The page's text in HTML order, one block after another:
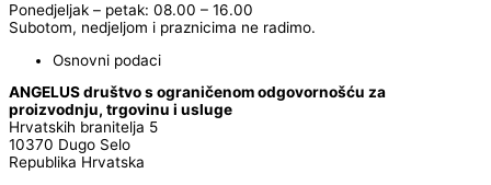
Ponedjeljak – petak: 08.00 – 16.00
Subotom, nedjeljom i praznicima ne radimo.
Osnovni podaci
ANGELUS društvo s ograničenom odgovornošću za
proizvodnju, trgovinu i usluge
Hrvatskih branitelja 5
10370 Dugo Selo
Republika Hrvatska